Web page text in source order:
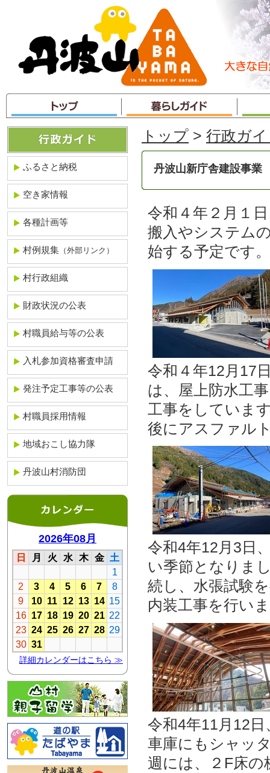
ャ
ン
プ
トップ > 行政ガ
丹波山新庁舎建設事業
令和４年２月１
搬入やシステム
始する予定です。
令和４年12月17
は、屋上防水工
工事をしていま
後にアスファル
令和4年12月3日
い季節となりま
続し、水張試験
内装工事を行い
令和4年11月12
車庫にもシャッ
週には、２F床
ふるさと納税
空き家情報
各種計画等
村例規集 （外部リンク）
村行政組織
財政状況の公表
村職員給与等の公表
入札参加資格審査申請
発注予定工事等の公表
村職員採用情報
地域おこし協力隊
丹波山村消防団